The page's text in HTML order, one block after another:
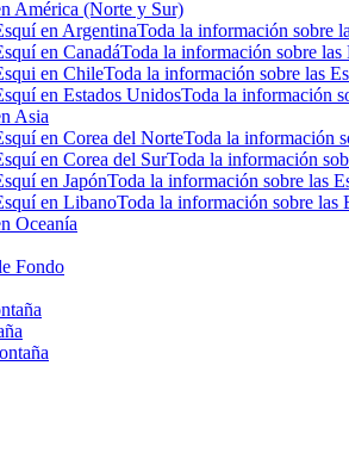
América (Norte y Sur)
en ArgentinaToda la información sobre
en CanadáToda la información sobre las
en ChileToda la información sobre las
en Estados UnidosToda la información
Asia
en Corea del NorteToda la información
en Corea del SurToda la información
en JapónToda la información sobre las
en LibanoToda la información sobre las
Oceanía
Fondo